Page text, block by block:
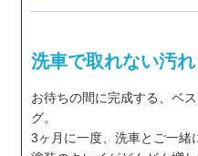
洗車で取れない汚れ
お待ちの間に完成する、ベ
グ。
3ヶ月に一度、洗車とご一緒